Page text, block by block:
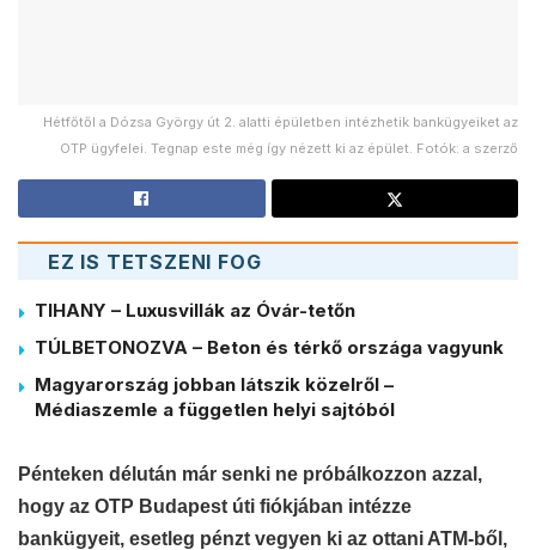
Hétfőtől a Dózsa György út 2. alatti épületben intézhetik bankügyeiket az
OTP ügyfelei. Tegnap este még így nézett ki az épület. Fotók: a szerző
EZ IS TETSZENI FOG
TIHANY – Luxusvillák az Óvár-tetőn
TÚLBETONOZVA – Beton és térkő országa vagyunk
Magyarország jobban látszik közelről –
Médiaszemle a független helyi sajtóból
Pénteken délután már senki ne próbálkozzon azzal,
hogy az OTP Budapest úti fiókjában intézze
bankügyeit, esetleg pénzt vegyen ki az ottani ATM-ből,